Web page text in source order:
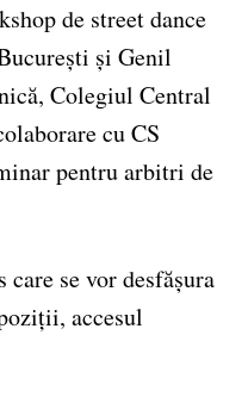
de street dance
și Genil
Colegiul Central
cu CS
pentru arbitri de
se vor desfășura
accesul